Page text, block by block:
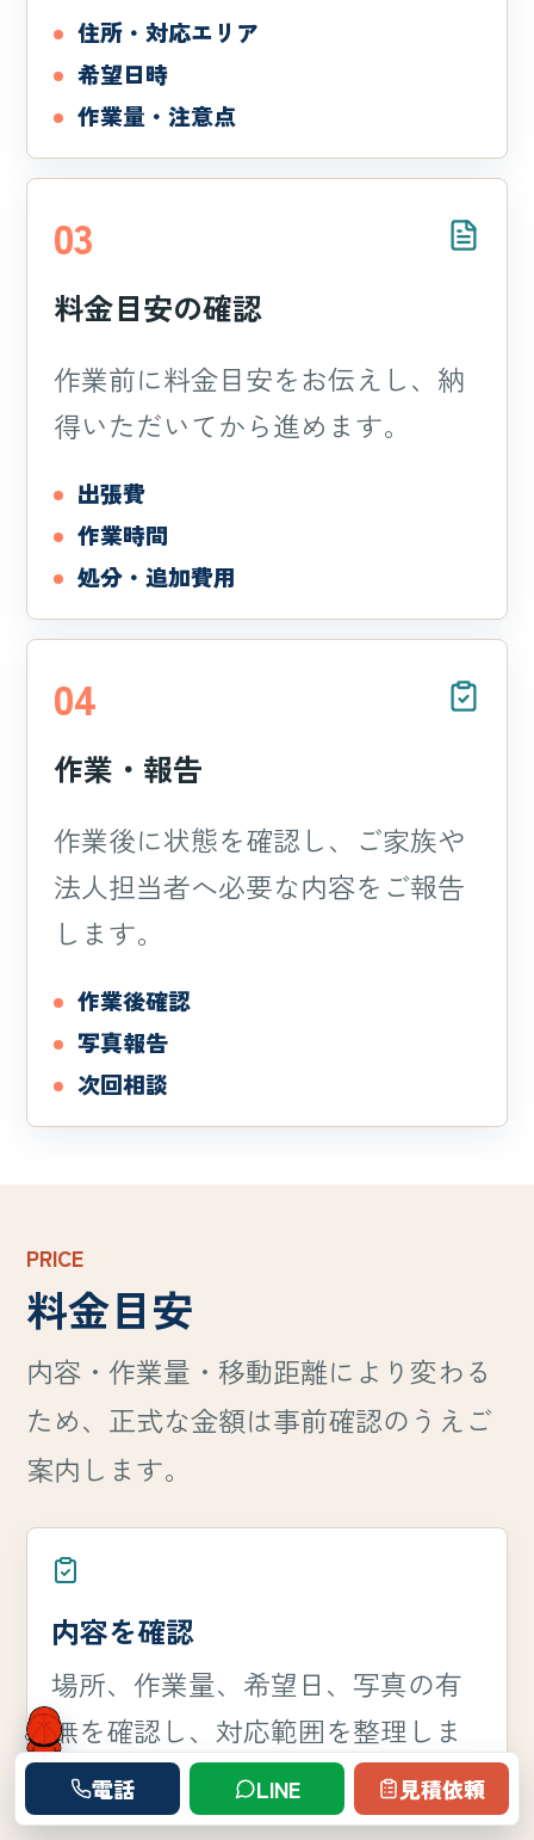
住所・対応エリア
希望日時
作業量・注意点
03
料金目安の確認
作業前に料金目安をお伝えし、納
得いただいてから進めます。
出張費
作業時間
処分・追加費用
04
作業・報告
作業後に状態を確認し、ご家族や
法人担当者へ必要な内容をご報告
します。
作業後確認
写真報告
次回相談
PRICE
料金目安
内容・作業量・移動距離により変わる
ため、正式な金額は事前確認のうえご
案内します。
内容を確認
場所、作業量、希望日、写真の有
無を確認し、対応範囲を整理しま
す。電話 LINE 見積依頼